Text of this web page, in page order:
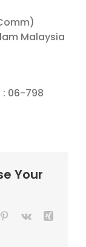
Malaysia
06-798
Your
Pinterest
Vk